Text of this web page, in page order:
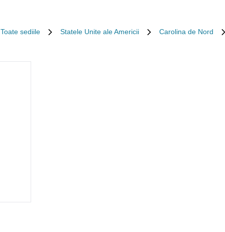
Toate sediile Statele Unite ale Americii Carolina de Nord